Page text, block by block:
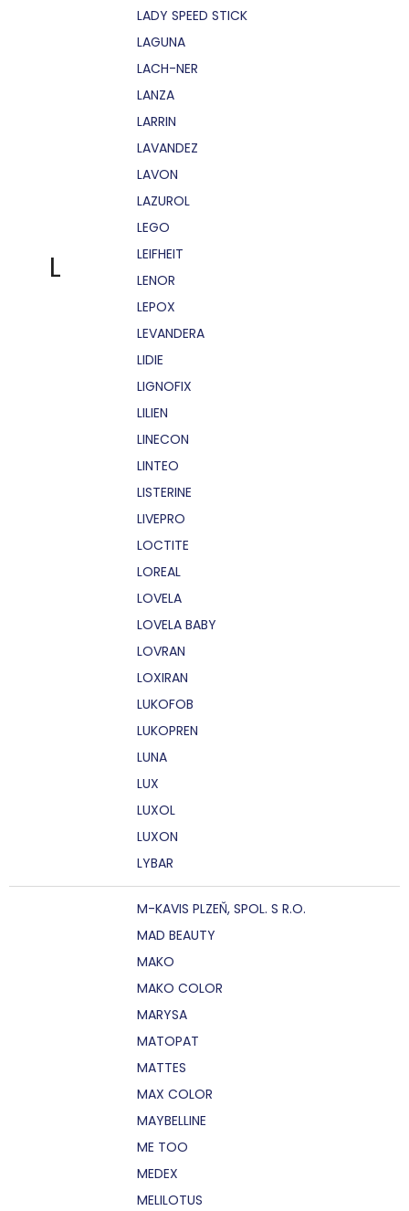
L
LADY SPEED STICK
LAGUNA
LACH-NER
LANZA
LARRIN
LAVANDEZ
LAVON
LAZUROL
LEGO
LEIFHEIT
LENOR
LEPOX
LEVANDERA
LIDIE
LIGNOFIX
LILIEN
LINECON
LINTEO
LISTERINE
LIVEPRO
LOCTITE
LOREAL
LOVELA
LOVELA BABY
LOVRAN
LOXIRAN
LUKOFOB
LUKOPREN
LUNA
LUX
LUXOL
LUXON
LYBAR
M-KAVIS PLZEŇ, SPOL. S R.O.
MAD BEAUTY
MAKO
MAKO COLOR
MARYSA
MATOPAT
MATTES
MAX COLOR
MAYBELLINE
ME TOO
MEDEX
MELILOTUS